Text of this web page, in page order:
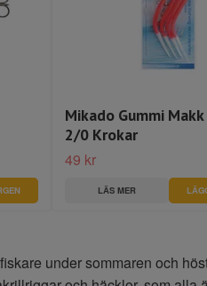
Mikado Gummi
2/0 Krokar
49 kr
LÄS MER
under sommaren och